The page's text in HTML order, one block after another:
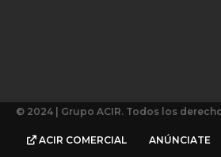
© 2024 | Grupo ACIR. Todos los
ACIR COMERCIAL ANÚNCIATE